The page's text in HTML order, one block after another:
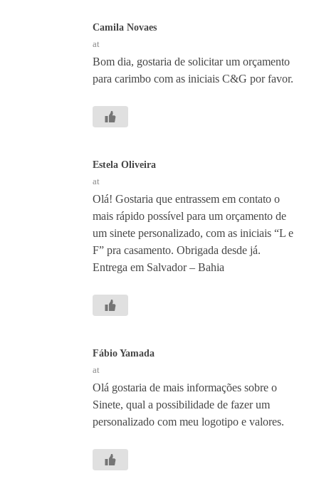
Camila Novaes
at
Bom dia, gostaria de solicitar um orçamento
para carimbo com as iniciais C&G por favor.
Estela Oliveira
at
Olá! Gostaria que entrassem em contato o
mais rápido possível para um orçamento de
um sinete personalizado, com as iniciais “L e
F” pra casamento. Obrigada desde já.
Entrega em Salvador – Bahia
Fábio Yamada
at
Olá gostaria de mais informações sobre o
Sinete, qual a possibilidade de fazer um
personalizado com meu logotipo e valores.